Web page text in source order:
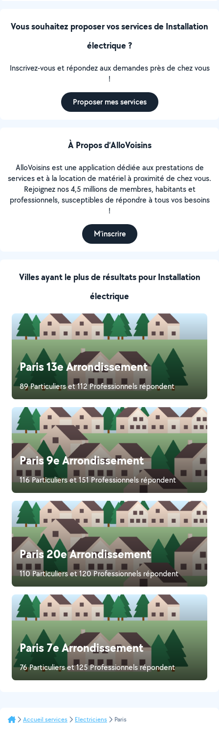
Villes ayant le plus de résultats pour Installation
électrique
Paris 13e Arrondissement
89 Particuliers et 112 Professionnels répondent
Paris 9e Arrondissement
116 Particuliers et 151 Professionnels répondent
Paris 20e Arrondissement
110 Particuliers et 120 Professionnels répondent
Paris 7e Arrondissement
76 Particuliers et 125 Professionnels répondent
Vous souhaitez proposer vos services de Installation
électrique ?
Inscrivez-vous et répondez aux demandes près de chez vous
!
Proposer mes services
À Propos d’AlloVoisins
AlloVoisins est une application dédiée aux prestations de
services et à la location de matériel à proximité de chez vous.
Rejoignez nos 4,5 millions de membres, habitants et
professionnels, susceptibles de répondre à tous vos besoins
!
M’inscrire
Accueil services Electriciens Paris